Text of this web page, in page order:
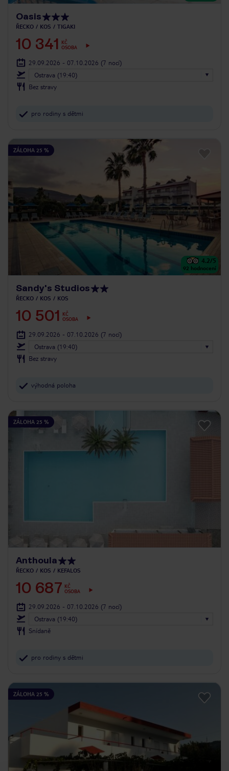
Oasis
ŘECKO KOS TIGAKI
10 341
KČ
OSOBA
29.09.2026 - 07.10.2026 (7 nocí)
Ostrava (19:40)
Bez stravy
pro rodiny s dětmi
ZÁLOHA 25 %
4.2/5
92 hodnocení
Sandy's Studios
ŘECKO KOS KOS
10 501
KČ
OSOBA
29.09.2026 - 07.10.2026 (7 nocí)
Ostrava (19:40)
Bez stravy
výhodná poloha
ZÁLOHA 25 %
Anthoula
ŘECKO KOS KEFALOS
10 687 KČ
OSOBA
29.09.2026 - 07.10.2026 (7 nocí)
Ostrava (19:40)
Snídaně
pro rodiny s dětmi
ZÁLOHA 25 %